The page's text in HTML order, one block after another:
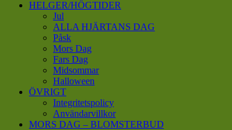
HELGER/HÖGTIDER
Jul
ALLA HJÄRTANS DAG
Påsk
Mors Dag
Fars Dag
Midsommar
Halloween
ÖVRIGT
Integritetspolicy
Användarvillkor
MORS DAG – BLOMSTERBUD